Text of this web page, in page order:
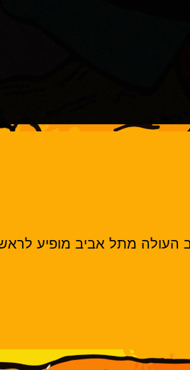
מתל אביב מופיע לראשונה בלבונטין 7 לרגל